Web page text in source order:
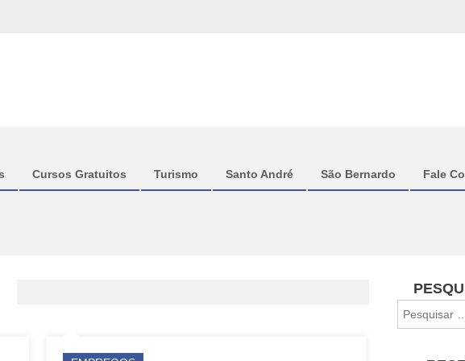
Cursos Gratuitos Turismo Santo André São Bernardo Fale